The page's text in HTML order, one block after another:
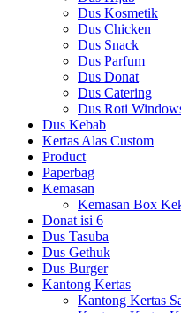
Dus Kosmetik
Dus Chicken
Dus Snack
Dus Parfum
Dus Donat
Dus Catering
Dus Roti
Dus Kebab
Kertas Alas Custom
Product
Paperbag
Kemasan
Kemasan Box
Donat isi 6
Dus Tasuba
Dus Gethuk
Dus Burger
Kantong Kertas
Kantong Kertas